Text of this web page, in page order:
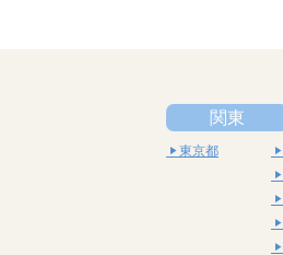
関東
東京都